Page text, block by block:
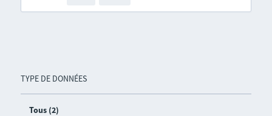
TYPE DE DONNÉES
Tous (2)